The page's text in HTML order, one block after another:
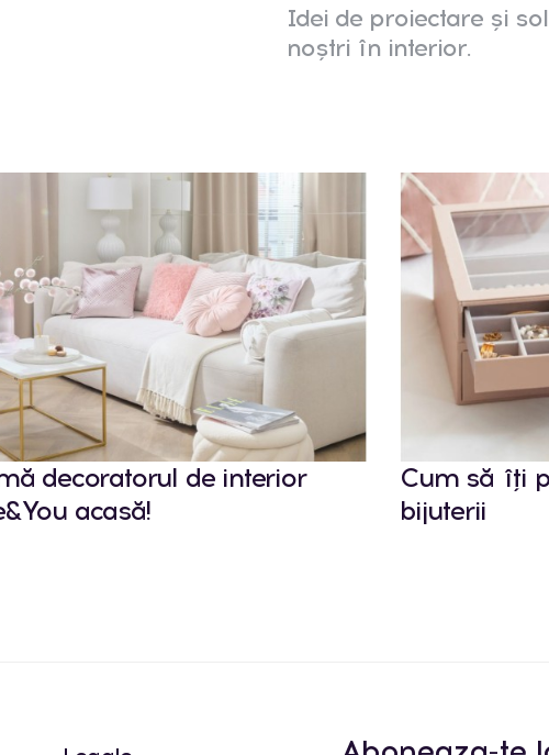
Idei de proiectare și
noștri în interior.
decoratorul de interior
acasă!
Cum să îți
bijuterii